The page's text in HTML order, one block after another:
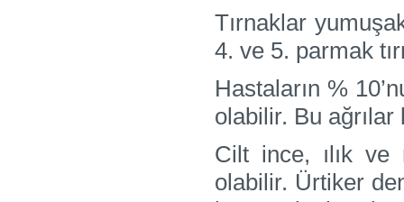
Tırnaklar
4. ve 5. parmak
Hastaların %
olabilir. Bu
Cilt ince, ılık ve
olabilir. Ürtiker